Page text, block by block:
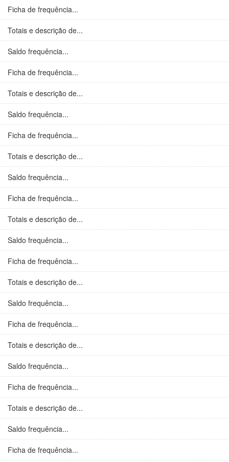
Ficha de frequência...
Totais e descrição de...
Saldo frequência...
Ficha de frequência...
Totais e descrição de...
Saldo frequência...
Ficha de frequência...
Totais e descrição de...
Saldo frequência...
Ficha de frequência...
Totais e descrição de...
Saldo frequência...
Ficha de frequência...
Totais e descrição de...
Saldo frequência...
Ficha de frequência...
Totais e descrição de...
Saldo frequência...
Ficha de frequência...
Totais e descrição de...
Saldo frequência...
Ficha de frequência...